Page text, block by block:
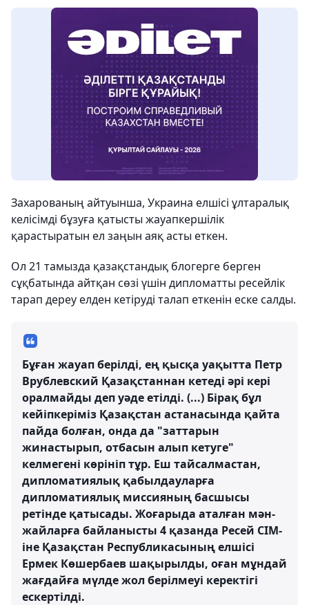
Захарованың айтуынша, Украина елшісі ұлтаралық
келісімді бұзуға қатысты жауапкершілік
қарастыратын ел заңын аяқ асты еткен.
Ол 21 тамызда қазақстандық блогерге берген
сұқбатында айтқан сөзі үшін дипломатты ресейлік
тарап дереу елден кетіруді талап еткенін еске салды.
Бұған жауап берілді, ең қысқа уақытта Петр
Врублевский Қазақстаннан кетеді әрі кері
оралмайды деп уәде етілді. (...) Бірақ бұл
кейіпкеріміз Қазақстан астанасында қайта
пайда болған, онда да "заттарын
жинастырып, отбасын алып кетуге"
келмегені көрініп тұр. Еш тайсалмастан,
дипломатиялық қабылдауларға
дипломатиялық миссияның басшысы
ретінде қатысады. Жоғарыда аталған мән-
жайларға байланысты 4 қазанда Ресей СІМ-
іне Қазақстан Республикасының елшісі
Ермек Көшербаев шақырылды, оған мұндай
жағдайға мүлде жол берілмеуі керектігі
ескертілді.